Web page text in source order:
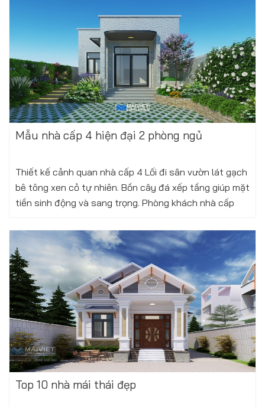
Mẫu nhà cấp 4 hiện đại 2 phòng ngủ
Thiết kế cảnh quan nhà cấp 4 Lối đi sân vườn lát gạch
bê tông xen cỏ tự nhiên. Bồn cây đá xếp tầng giúp mặt
tiền sinh động và sang trọng. Phòng khách nhà cấp
Thứ tư, 19/11/2025 Xem thêm
Top 10 nhà mái thái đẹp